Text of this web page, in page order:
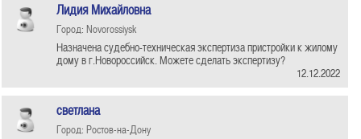
Лидия Михайловна
Город: Novorossiysk
Назначена судебно-техническая экспертиза пристройки к жилому
дому в г.Новороссийск. Можете сделать экспертизу?
12.12.2022
светлана
Город: Ростов-на-Дону